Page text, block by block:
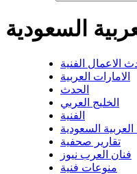
السعودية
الاعمال الفنية
الامارات العربية
الحدث
الخليج العربي
الفنية
العربية السعودية
تقارير صحفية
فنان العرب نيوز
منوعات فنية